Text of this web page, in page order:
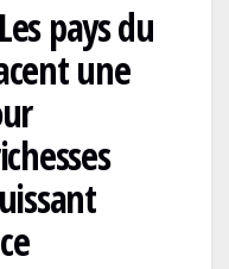
pays du
une